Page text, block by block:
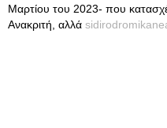
Μαρτίου του 2023- που
Ανακριτή, αλλά